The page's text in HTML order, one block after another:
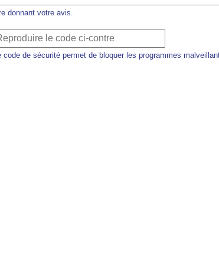
donnant votre avis.
code de sécurité permet de bloquer les programmes